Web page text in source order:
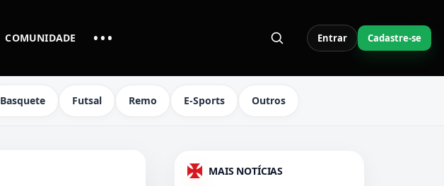
COMUNIDADE •••MAIS LINKS DO MENU Entrar Cadastre-se
Basquete Futsal Remo E-Sports Outros
MAIS NOTÍCIAS